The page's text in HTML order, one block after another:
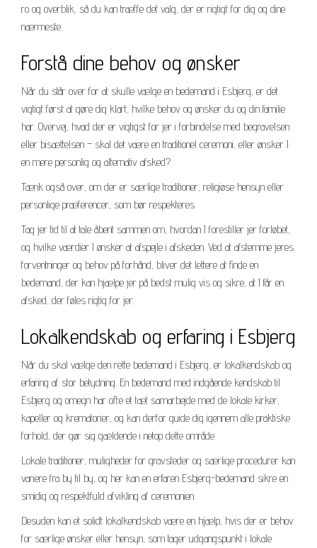
ro og overblik, så du kan træffe det valg, der er rigtigt for dig og dine
nærmeste.
Forstå dine behov og ønsker
Når du står over for at skulle vælge en bedemand i Esbjerg, er det
vigtigt først at gøre dig klart, hvilke behov og ønsker du og din familie
har. Overvej, hvad der er vigtigst for jer i forbindelse med begravelsen
eller bisættelsen – skal det være en traditionel ceremoni, eller ønsker I
en mere personlig og alternativ afsked?
Tænk også over, om der er særlige traditioner, religiøse hensyn eller
personlige præferencer, som bør respekteres.
Tag jer tid til at tale åbent sammen om, hvordan I forestiller jer forløbet,
og hvilke værdier I ønsker at afspejle i afskeden. Ved at afstemme jeres
forventninger og behov på forhånd, bliver det lettere at finde en
bedemand, der kan hjælpe jer på bedst mulig vis og sikre, at I får en
afsked, der føles rigtig for jer.
Lokalkendskab og erfaring i Esbjerg
Når du skal vælge den rette bedemand i Esbjerg, er lokalkendskab og
erfaring af stor betydning. En bedemand med indgående kendskab til
Esbjerg og omegn har ofte et tæt samarbejde med de lokale kirker,
kapeller og krematorier, og kan derfor guide dig igennem alle praktiske
forhold, der gør sig gældende i netop dette område.
Lokale traditioner, muligheder for gravsteder og særlige procedurer kan
variere fra by til by, og her kan en erfaren Esbjerg-bedemand sikre en
smidig og respektfuld afvikling af ceremonien.
Desuden kan et solidt lokalkendskab være en hjælp, hvis der er behov
for særlige ønsker eller hensyn, som tager udgangspunkt i lokale